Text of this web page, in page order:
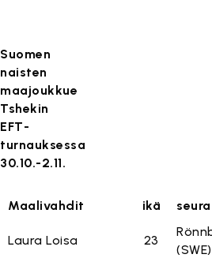
Suomen
naisten
maajoukkue
Tshekin
EFT-
turnauksessa
30.10.-2.11.
Maalivahdit ikä seura
Laura Loisa 23
(SWE)